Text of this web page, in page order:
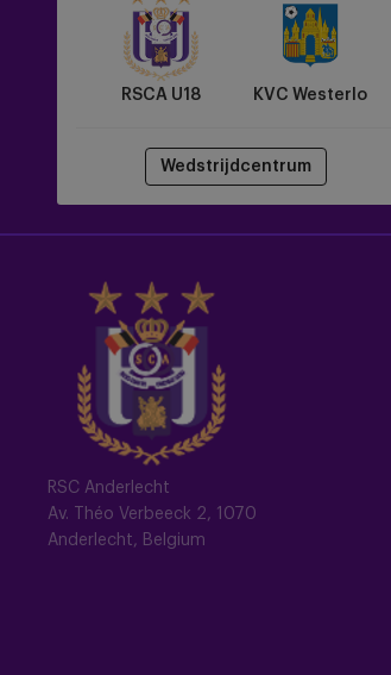
Westerlo
RSCA U18 KVC Westerlo
Wedstrijdcentrum
RSC Anderlecht
Av. Théo Verbeeck 2, 1070
Anderlecht, Belgium